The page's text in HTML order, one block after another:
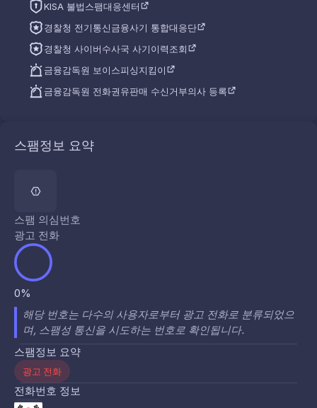
KISA 불법스팸대응센터
경찰청 전기통신금융사기 통합대응단
경찰청 사이버수사국 사기이력조회
금융감독원 보이스피싱지킴이
금융감독원 전화권유판매 수신거부의사 등록
스팸정보 요약
스팸 의심번호
광고 전화
0%
해당 번호는 다수의 사용자로부터 광고 전화로 분류되었으
며, 스팸성 통신을 시도하는 번호로 확인됩니다.
스팸정보 요약
광고 전화
전화번호 정보